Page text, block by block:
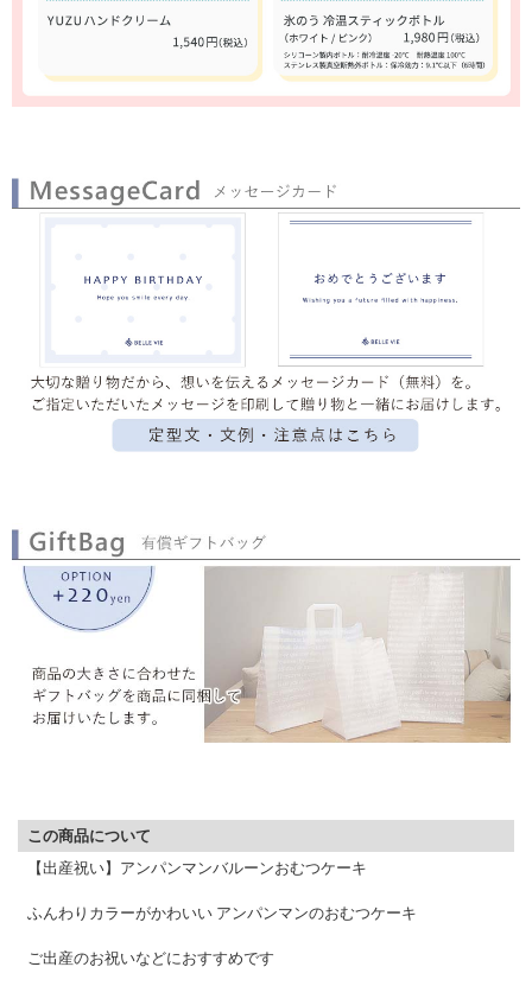
この商品について
【出産祝い】アンパンマンバルーンおむつケーキ
ふんわりカラーがかわいい アンパンマンのおむつケーキ
ご出産のお祝いなどにおすすめです